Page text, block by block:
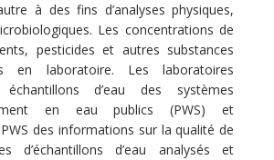
à des fins d’analyses physiques,
Les concentrations de
pesticides et autres substances
en laboratoire. Les laboratoires
d’eau des systèmes
en eau publics (PWS) et
des informations sur la qualité de
d’échantillons d’eau analysés et